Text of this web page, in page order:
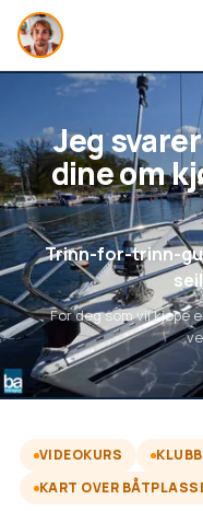
Jeg
dine om
Trinn-for-trinn-
For deg som vil kjøpe
VIDEOKURS
KART OVER